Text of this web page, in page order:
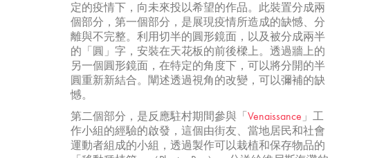
定的疫情下，向未來投以希望的作品。此裝置分成兩
個部分，第一個部分，是展現疫情所造成的缺憾、分
離與不完整。利用切半的圓形鏡面，以及被分成兩半
的「圓」字，安裝在天花板的前後樑上。透過牆上的
另一個圓形鏡面，在特定的角度下，可以將分開的半
圓重新新結合。闡述透過視角的改變，可以彌補的缺
憾。
第二個部分，是反應駐村期間參與「Venaissance 」工
作小組的經驗的啟發，這個由街友、當地居民和社會
運動者組成的小組，透過製作可以栽植和保存物品的